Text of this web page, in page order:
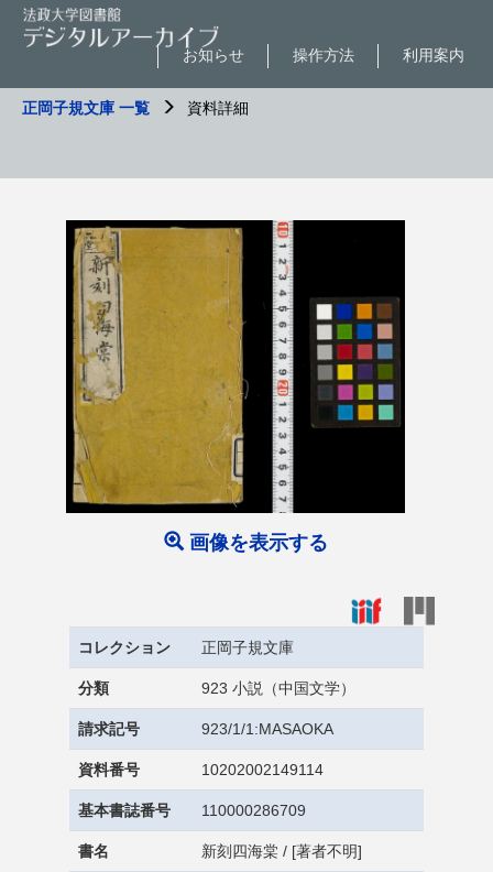
利用案内
操作方法
お知らせ
正岡子規文庫 一覧 資料詳細
画像を表示する
コレクション 正岡子規文庫
分類 923 小説（中国文学）
請求記号 923/1/1:MASAOKA
資料番号 10202002149114
基本書誌番号 110000286709
書名 新刻四海棠 / [著者不明]